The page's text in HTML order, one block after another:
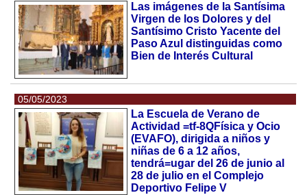
Las imágenes de la Santísima
Virgen de los Dolores y del
Santísimo Cristo Yacente del
Paso Azul distinguidas como
Bien de Interés Cultural
05/05/2023
La Escuela de Verano de
Actividad =tf-8QFísica y Ocio
(EVAFO), dirigida a niños y
niñas de 6 a 12 años,
tendrá=ugar del 26 de junio al
28 de julio en el Complejo
Deportivo Felipe V